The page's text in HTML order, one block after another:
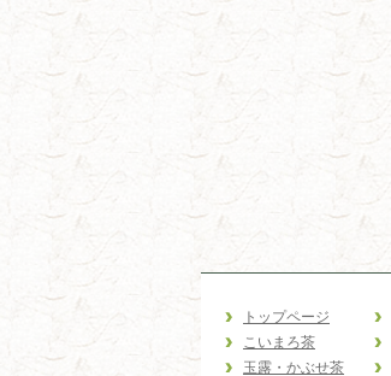
トップページ
こいまろ茶
玉露・かぶせ茶